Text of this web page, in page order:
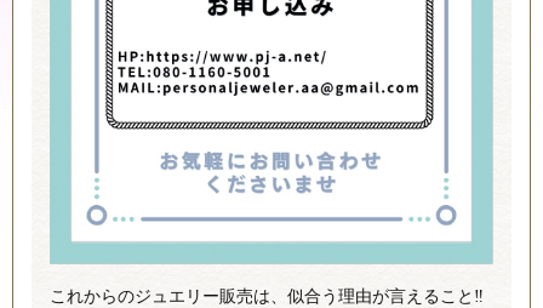
これからのジュエリー販売は、似合う理由が言えること‼